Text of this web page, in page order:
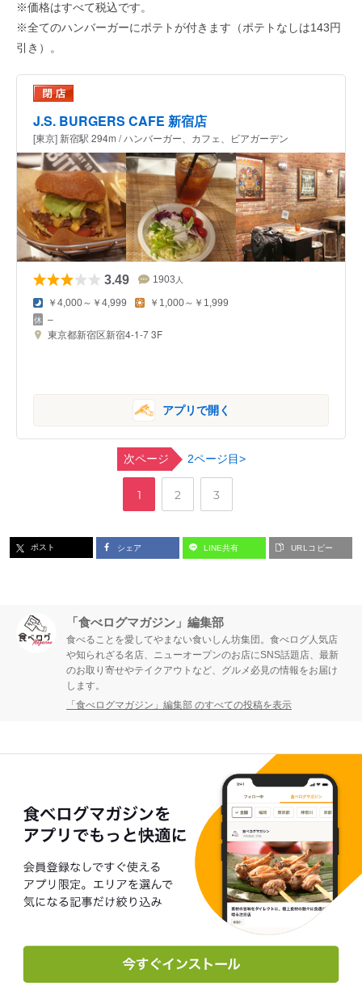
※価格はすべて税込です。
※全てのハンバーガーにポテトが付きます（ポテトなしは143円
引き）。
J.S. BURGERS CAFE 新宿店
[東京] 新宿駅 294m / ハンバーガー、カフェ、ビアガーデン
3.49 1903 人
￥4,000～￥4,999 ￥1,000～￥1,999
–
東京都新宿区新宿4-1-7 3F
アプリで開く
次ページ 2ページ目>
ペ
ジ
1
,
ペ
ジ
2
,
ペ
ジ
3
ポスト シェア LINE共有 URLコピー
「食べログマガジン」編集部
食べることを愛してやまない食いしん坊集団。食べログ人気店
や知られざる名店、ニューオープンのお店にSNS話題店、最新
のお取り寄せやテイクアウトなど、グルメ必見の情報をお届け
します。
「食べログマガジン」編集部 のすべての投稿を表示